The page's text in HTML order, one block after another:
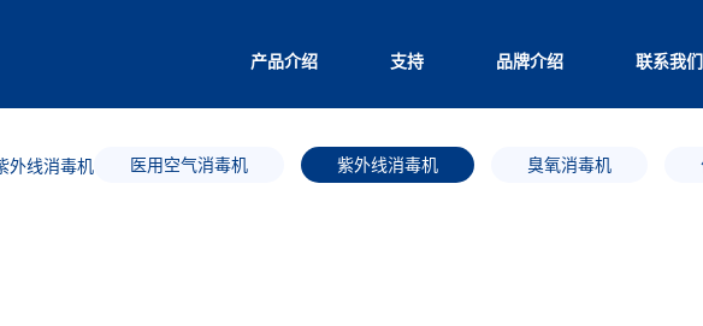
产品介绍 支持 品牌介绍 联系我们
外线消毒机 医用空气消毒机 紫外线消毒机 臭氧消毒机